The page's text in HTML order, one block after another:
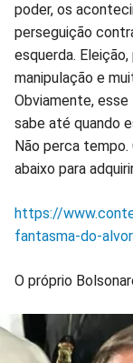
poder, os
perseguição
esquerda.
manipulação e
Obviamente, esse
sabe até quando
Não perca
abaixo para
https://
fantasma-do-
O próprio